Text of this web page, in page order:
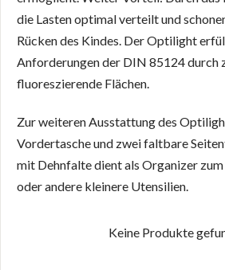
die Lasten optimal verteilt und
Rücken des Kindes. Der Optilight
Anforderungen der DIN 85124 durch
fluoreszierende Flächen.
Zur weiteren Ausstattung des
Vordertasche und zwei faltbare
mit Dehnfalte dient als Organizer
oder andere kleinere Utensilien.
Keine Produkte